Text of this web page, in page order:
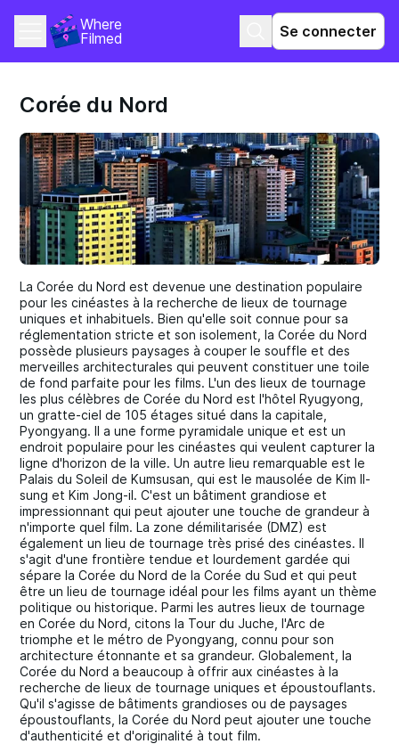
Where
Filmed
Se connecter
Corée du Nord
La Corée du Nord est devenue une destination populaire
pour les cinéastes à la recherche de lieux de tournage
uniques et inhabituels. Bien qu'elle soit connue pour sa
réglementation stricte et son isolement, la Corée du Nord
possède plusieurs paysages à couper le souffle et des
merveilles architecturales qui peuvent constituer une toile
de fond parfaite pour les films. L'un des lieux de tournage
les plus célèbres de Corée du Nord est l'hôtel Ryugyong,
un gratte-ciel de 105 étages situé dans la capitale,
Pyongyang. Il a une forme pyramidale unique et est un
endroit populaire pour les cinéastes qui veulent capturer la
ligne d'horizon de la ville. Un autre lieu remarquable est le
Palais du Soleil de Kumsusan, qui est le mausolée de Kim Il-
sung et Kim Jong-il. C'est un bâtiment grandiose et
impressionnant qui peut ajouter une touche de grandeur à
n'importe quel film. La zone démilitarisée (DMZ) est
également un lieu de tournage très prisé des cinéastes. Il
s'agit d'une frontière tendue et lourdement gardée qui
sépare la Corée du Nord de la Corée du Sud et qui peut
être un lieu de tournage idéal pour les films ayant un thème
politique ou historique. Parmi les autres lieux de tournage
en Corée du Nord, citons la Tour du Juche, l'Arc de
triomphe et le métro de Pyongyang, connu pour son
architecture étonnante et sa grandeur. Globalement, la
Corée du Nord a beaucoup à offrir aux cinéastes à la
recherche de lieux de tournage uniques et époustouflants.
Qu'il s'agisse de bâtiments grandioses ou de paysages
époustouflants, la Corée du Nord peut ajouter une touche
d'authenticité et d'originalité à tout film.